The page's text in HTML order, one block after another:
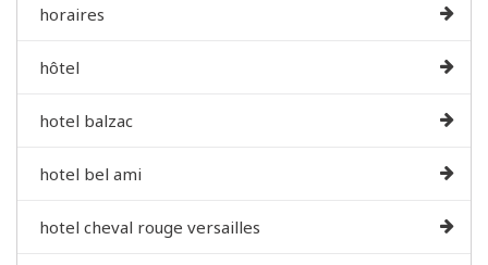
horaires
hôtel
hotel balzac
hotel bel ami
hotel cheval rouge versailles